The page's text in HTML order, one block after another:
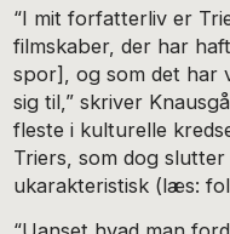
“I mit forfatterliv er
filmskaber, der har
spor], og som det har
sig til,” skriver
fleste i kulturelle
Triers, som dog slutter
ukarakteristisk (læs: